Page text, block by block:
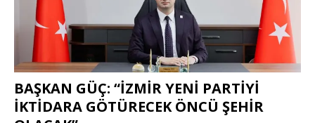
BAŞKAN GÜÇ: “İZMİR YENİ PARTİYİ
İKTİDARA GÖTÜRECEK ÖNCÜ ŞEHİR